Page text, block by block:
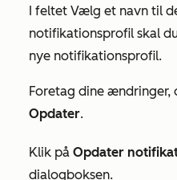
I feltet Vælg et navn til
notifikationsprofil skal
nye notifikationsprofil.
Foretag dine ændringer,
Opdater.
Klik på Opdater
dialogboksen.